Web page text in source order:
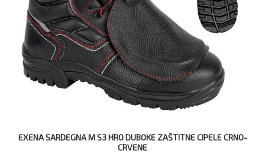
EXENA SARDEGNA M S3 HRO DUBOKE ZAŠTITNE CIPELE CRNO-
CRVENE